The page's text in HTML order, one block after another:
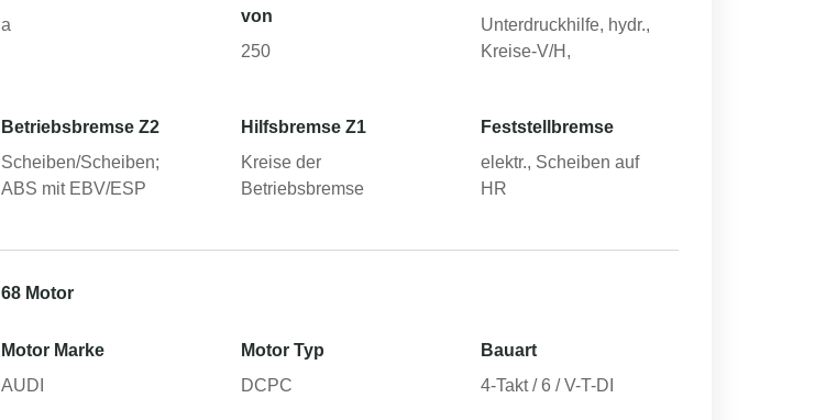
a
von
250
Unterdruckhilfe, hydr.,
Kreise-V/H,
Betriebsbremse Z2
Scheiben/Scheiben;
ABS mit EBV/ESP
Hilfsbremse Z1
Kreise der
Betriebsbremse
Feststellbremse
elektr., Scheiben auf
HR
68 Motor
Motor Marke
AUDI
Motor Typ
DCPC
Bauart
4-Takt / 6 / V-T-DI